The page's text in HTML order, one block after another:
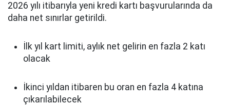
2026 yılı itibarıyla yeni kredi kartı başvurularında da
daha net sınırlar getirildi.
İlk yıl kart limiti, aylık net gelirin en fazla 2 katı
olacak
İkinci yıldan itibaren bu oran en fazla 4 katına
çıkarılabilecek